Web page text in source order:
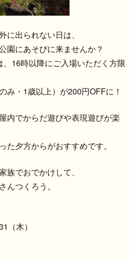
に出られない日は、
園にあそびに来ませんか？
16時以降にご入場いただく方限
み・1歳以上）が200円OFFに！
内でからだ遊びや表現遊びが楽
た夕方からがおすすめです。
族でおでかけして、
んつくろう。
（木）